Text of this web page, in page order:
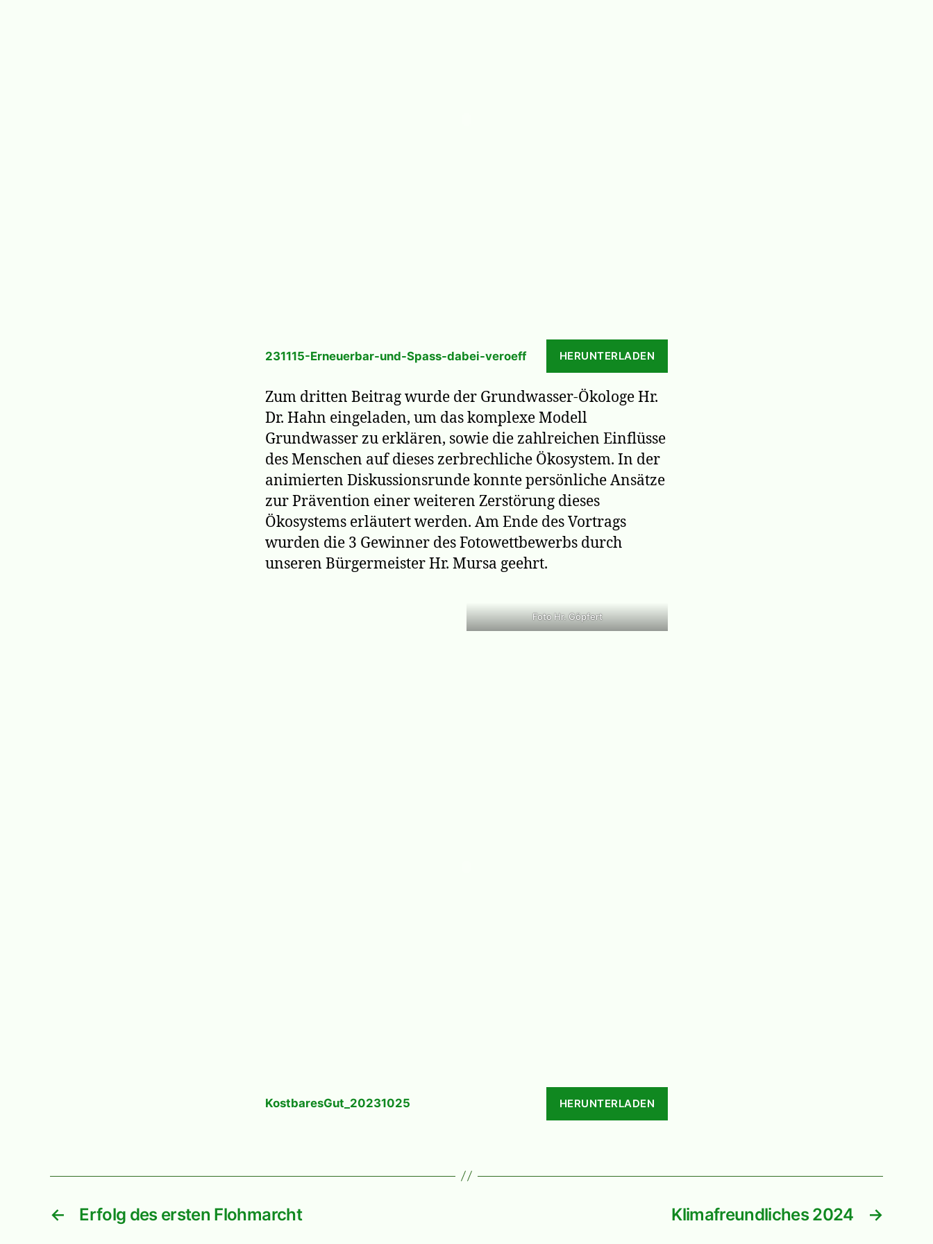
231115-Erneuerbar-und-Spass-dabei-veroeff HERUNTERLADEN
Zum dritten Beitrag wurde der Grundwasser-Ökologe Hr.
Dr. Hahn eingeladen, um das komplexe Modell
Grundwasser zu erklären, sowie die zahlreichen Einflüsse
des Menschen auf dieses zerbrechliche Ökosystem. In der
animierten Diskussionsrunde konnte persönliche Ansätze
zur Prävention einer weiteren Zerstörung dieses
Ökosystems erläutert werden. Am Ende des Vortrags
wurden die 3 Gewinner des Fotowettbewerbs durch
unseren Bürgermeister Hr. Mursa geehrt.
Foto Hr. Göpfert
KostbaresGut_20231025 HERUNTERLADEN
← Erfolg des ersten Flohmarcht →
Klimafreundliches 2024